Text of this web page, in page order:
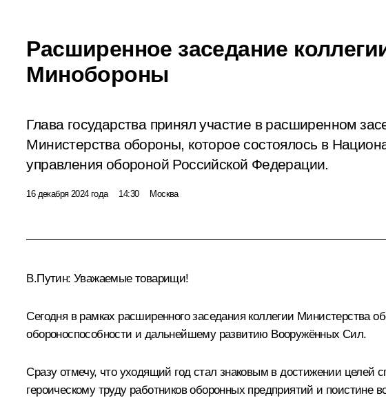
Расширенное заседание
Минобороны
Глава государства принял участие в расширенном
Министерства обороны, которое состоялось в
управления обороной Российской Федерации.
16 декабря 2024 года 14:30 Москва
В.Путин: Уважаемые товарищи!
Сегодня в рамках расширенного заседания коллегии Министерства
обороноспособности и дальнейшему развитию Вооружённых Сил.
Сразу отмечу, что уходящий год стал знаковым в достижении
героическому труду работников оборонных предприятий и поистине